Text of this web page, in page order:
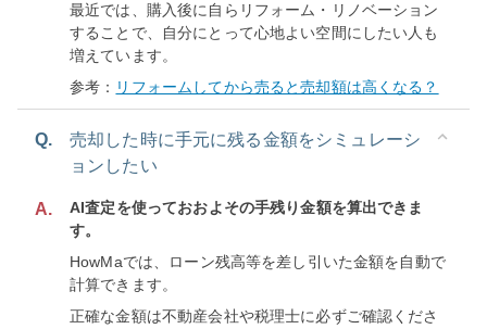
最近では、購入後に自らリフォーム・リノベーション
することで、自分にとって心地よい空間にしたい人も
増えています。
参考： リフォームしてから売ると売却額は高くなる？
Q.
売却した時に手元に残る金額をシミュレーシ
ョンしたい
A.
AI査定を使っておおよその手残り金額を算出できま
す。
HowMaでは、ローン残高等を差し引いた金額を自動で
計算できます。
正確な金額は不動産会社や税理士に必ずご確認くださ